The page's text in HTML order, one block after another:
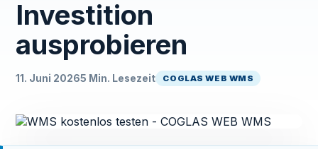
Investition
ausprobieren
11. Juni 20265 Min. Lesezeit COGLAS WEB WMS